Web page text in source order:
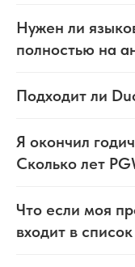
Нужен ли
полностью на
Подходит ли
Я окончил
Сколько лет
Что если моя
входит в